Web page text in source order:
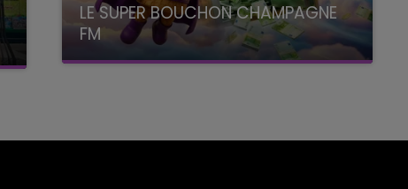
LE SUPER BOUCHON CHAMPAGNE
FM
avec La Famille Champagne FM, à 8H10